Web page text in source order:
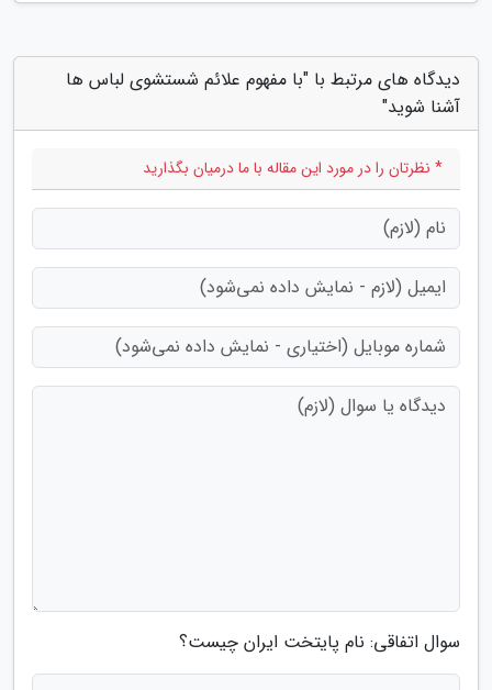
دیدگاه های مرتبط با "با مفهوم علائم شستشوی لباس ها
آشنا شوید"
* نظرتان را در مورد این مقاله با ما درمیان بگذارید
سوال اتفاقی: نام پایتخت ایران چیست؟